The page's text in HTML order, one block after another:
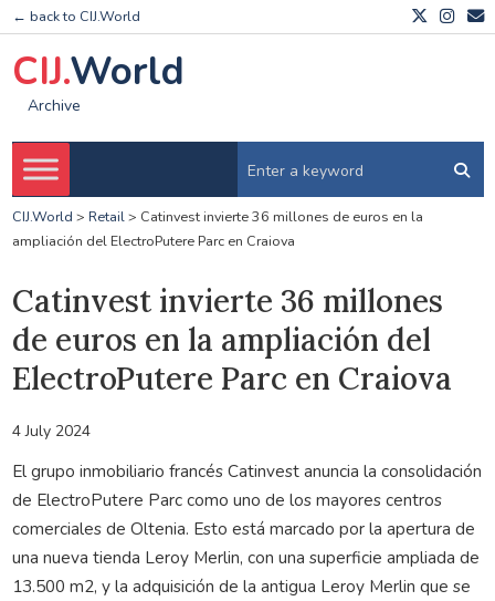
← back to CIJ.World
CIJ.World
Archive
CIJ.World > Retail> Catinvest invierte 36 millones de euros en la
ampliación del ElectroPutere Parc en Craiova
Catinvest invierte 36 millones
de euros en la ampliación del
ElectroPutere Parc en Craiova
4 July 2024
El grupo inmobiliario francés Catinvest anuncia la consolidación
de ElectroPutere Parc como uno de los mayores centros
comerciales de Oltenia. Esto está marcado por la apertura de
una nueva tienda Leroy Merlin, con una superficie ampliada de
13.500 m2, y la adquisición de la antigua Leroy Merlin que se